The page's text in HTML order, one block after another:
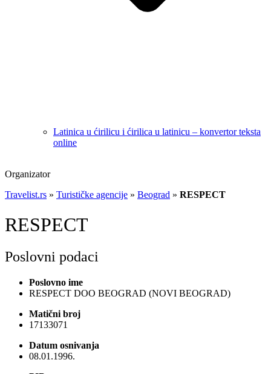
Latinica u ćirilicu i ćirilica u latinicu – konvertor teksta
online
Organizator
Travelist.rs » Turističke agencije » Beograd » RESPECT
RESPECT
Poslovni podaci
Poslovno ime
RESPECT DOO BEOGRAD (NOVI BEOGRAD)
Matični broj
17133071
Datum osnivanja
08.01.1996.